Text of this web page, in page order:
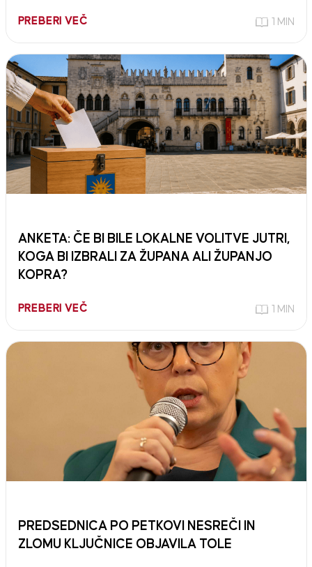
PREBERI VEČ 1 MIN
ANKETA: ČE BI BILE LOKALNE VOLITVE JUTRI,
KOGA BI IZBRALI ZA ŽUPANA ALI ŽUPANJO
KOPRA?
PREBERI VEČ 1 MIN
PREDSEDNICA PO PETKOVI NESREČI IN
ZLOMU KLJUČNICE OBJAVILA TOLE